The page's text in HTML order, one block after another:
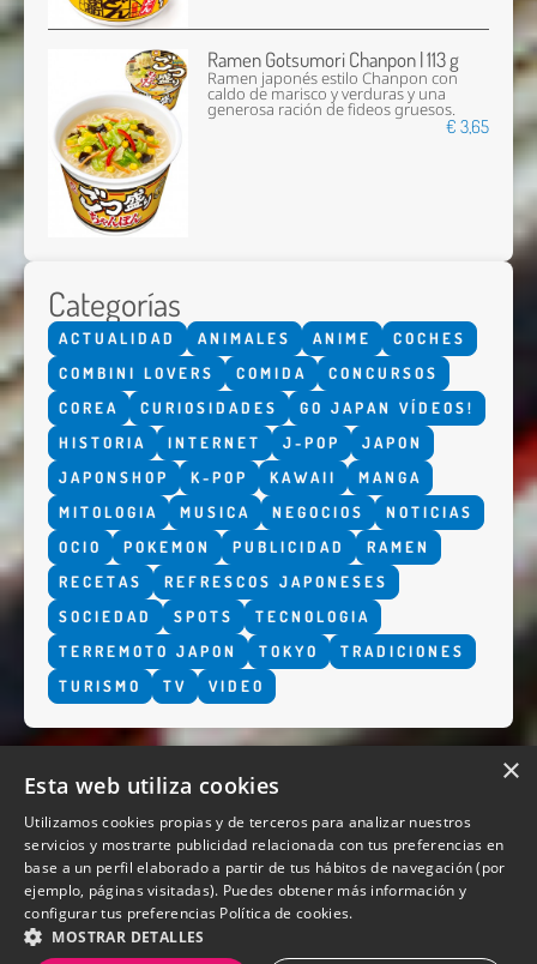
Ramen Gotsumori Chanpon | 113 g
Ramen japonés estilo Chanpon con
caldo de marisco y verduras y una
generosa ración de fideos gruesos.
€ 3,65
Categorías
ACTUALIDAD ANIMALES ANIME
COCHES
COMBINI LOVERS
COMIDA
CONCURSOS
COREA
CURIOSIDADES
GO JAPAN VÍDEOS!
HISTORIA
INTERNET J-POP
JAPON
JAPONSHOP
K-POP KAWAII
MANGA
MITOLOGIA
MUSICA NEGOCIOS
NOTICIAS
OCIO
POKEMON PUBLICIDAD
RAMEN
RECETAS
REFRESCOS JAPONESES
SOCIEDAD
SPOTS
TECNOLOGIA
TERREMOTO JAPON
TOKYO
TRADICIONES
TURISMO
TV VIDEO
QUIENES SOMOS
×
Esta web utiliza cookies
Utilizamos cookies propias y de terceros para analizar nuestros
servicios y mostrarte publicidad relacionada con tus preferencias en
base a un perfil elaborado a partir de tus hábitos de navegación (por
ejemplo, páginas visitadas). Puedes obtener más información y
configurar tus preferencias Política de cookies.
MOSTRAR DETALLES